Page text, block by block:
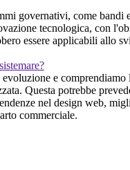
governativi, come
tecnologica, con
essere applicabili allo
e
Questa potrebbe
nel design web,
commerciale.